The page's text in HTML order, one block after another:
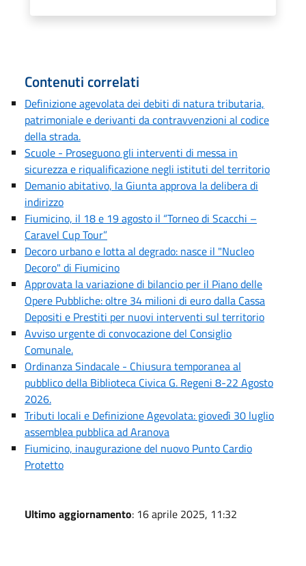
Contenuti correlati
Definizione agevolata dei debiti di natura tributaria,
patrimoniale e derivanti da contravvenzioni al codice
della strada.
Scuole - Proseguono gli interventi di messa in
sicurezza e riqualificazione negli istituti del territorio
Demanio abitativo, la Giunta approva la delibera di
indirizzo
Fiumicino, il 18 e 19 agosto il “Torneo di Scacchi –
Caravel Cup Tour”
Decoro urbano e lotta al degrado: nasce il "Nucleo
Decoro" di Fiumicino
Approvata la variazione di bilancio per il Piano delle
Opere Pubbliche: oltre 34 milioni di euro dalla Cassa
Depositi e Prestiti per nuovi interventi sul territorio
Avviso urgente di convocazione del Consiglio
Comunale.
Ordinanza Sindacale - Chiusura temporanea al
pubblico della Biblioteca Civica G. Regeni 8-22 Agosto
2026.
Tributi locali e Definizione Agevolata: giovedì 30 luglio
assemblea pubblica ad Aranova
Fiumicino, inaugurazione del nuovo Punto Cardio
Protetto
Ultimo aggiornamento: 16 aprile 2025, 11:32